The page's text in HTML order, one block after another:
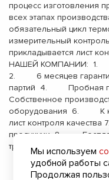
процесс изготовления
всех этапах
обязательный цикл
измерительный
прикладывается лист
НАШЕЙ КОМПАНИИ: 1.
2. 6 месяцев
партий 4. Пробная
Собственное
оборудования 6. К
лист контроля
продукции 8.
транспортной
Мы используем
удобной работы
Продолжая